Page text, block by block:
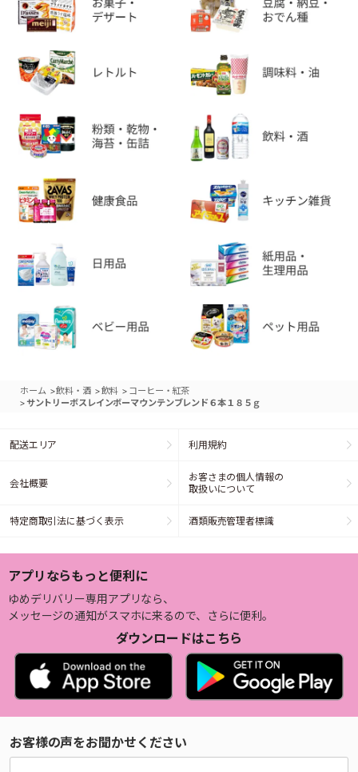
ホーム >飲料・酒 >飲料 > コーヒー・紅茶
> サントリーボスレインボーマウンテンブレンド６本１８５ｇ
配送エリア 利用規約
会社概要
お客さまの個人情報の
取扱いについて
特定商取引法に基づく表示 酒類販売管理者標識
アプリならもっと便利に
ゆめデリバリー専用アプリなら、
メッセージの通知がスマホに来るので、さらに便利。
ダウンロードはこちら
お客様の声をお聞かせください